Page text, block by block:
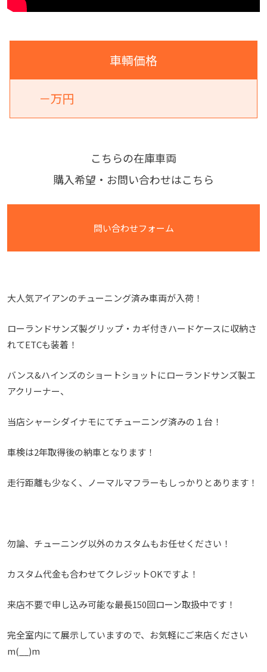
車輌価格
－万円
こちらの在庫車両
購入希望・お問い合わせはこちら
問い合わせフォーム
大人気アイアンのチューニング済み車両が入荷！
ローランドサンズ製グリップ・カギ付きハードケースに収納さ
れてETCも装着！
バンス&ハインズのショートショットにローランドサンズ製エ
アクリーナー、
当店シャーシダイナモにてチューニング済みの１台！
車検は2年取得後の納車となります！
走行距離も少なく、ノーマルマフラーもしっかりとあります！
勿論、チューニング以外のカスタムもお任せください！
カスタム代金も合わせてクレジットOKですよ！
来店不要で申し込み可能な最長150回ローン取扱中です！
完全室内にて展示していますので、お気軽にご来店ください
m(__)m